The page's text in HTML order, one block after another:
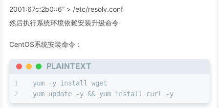
2001:67c:2b0::6” > /etc/resolv.conf
然后执行系统环境依赖安装升级命令
CentOS系统安装命令：
PLAINTEXT
yum -y install wget
yum update -y && yum install curl -y